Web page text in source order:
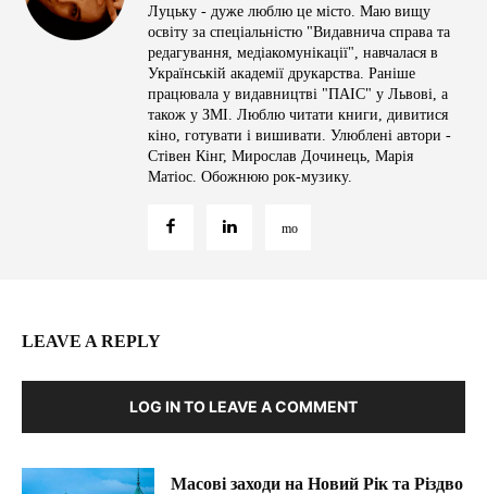
Луцьку - дуже люблю це місто. Маю вищу
освіту за спеціальністю "Видавнича справа та
редагування, медіакомунікації", навчалася в
Українській академії друкарства. Раніше
працювала у видавництві "ПАІС" у Львові, а
також у ЗМІ. Люблю читати книги, дивитися
кіно, готувати і вишивати. Улюблені автори -
Стівен Кінг, Мирослав Дочинець, Марія
Матіос. Обожнюю рок-музику.
LEAVE A REPLY
LOG IN TO LEAVE A COMMENT
Масові заходи на Новий Рік та Різдво